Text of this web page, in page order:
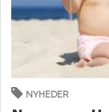
NYHEDER